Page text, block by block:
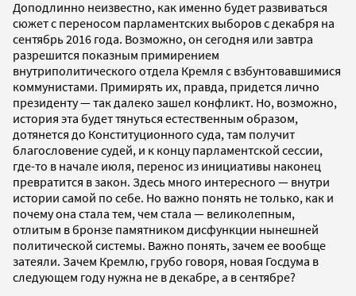
Доподлинно неизвестно, как именно будет развиваться
сюжет с переносом парламентских выборов с декабря на
сентябрь 2016 года. Возможно, он сегодня или завтра
разрешится показным примирением
внутриполитического отдела Кремля с взбунтовавшимися
коммунистами. Примирять их, правда, придется лично
президенту — так далеко зашел конфликт. Но, возможно,
история эта будет тянуться естественным образом,
дотянется до Конституционного суда, там получит
благословение судей, и к концу парламентской сессии,
где-то в начале июля, перенос из инициативы наконец
превратится в закон. Здесь много интересного — внутри
истории самой по себе. Но важно понять не только, как и
почему она стала тем, чем стала — великолепным,
отлитым в бронзе памятником дисфункции нынешней
политической системы. Важно понять, зачем ее вообще
затеяли. Зачем Кремлю, грубо говоря, новая Госдума в
следующем году нужна не в декабре, а в сентябре?